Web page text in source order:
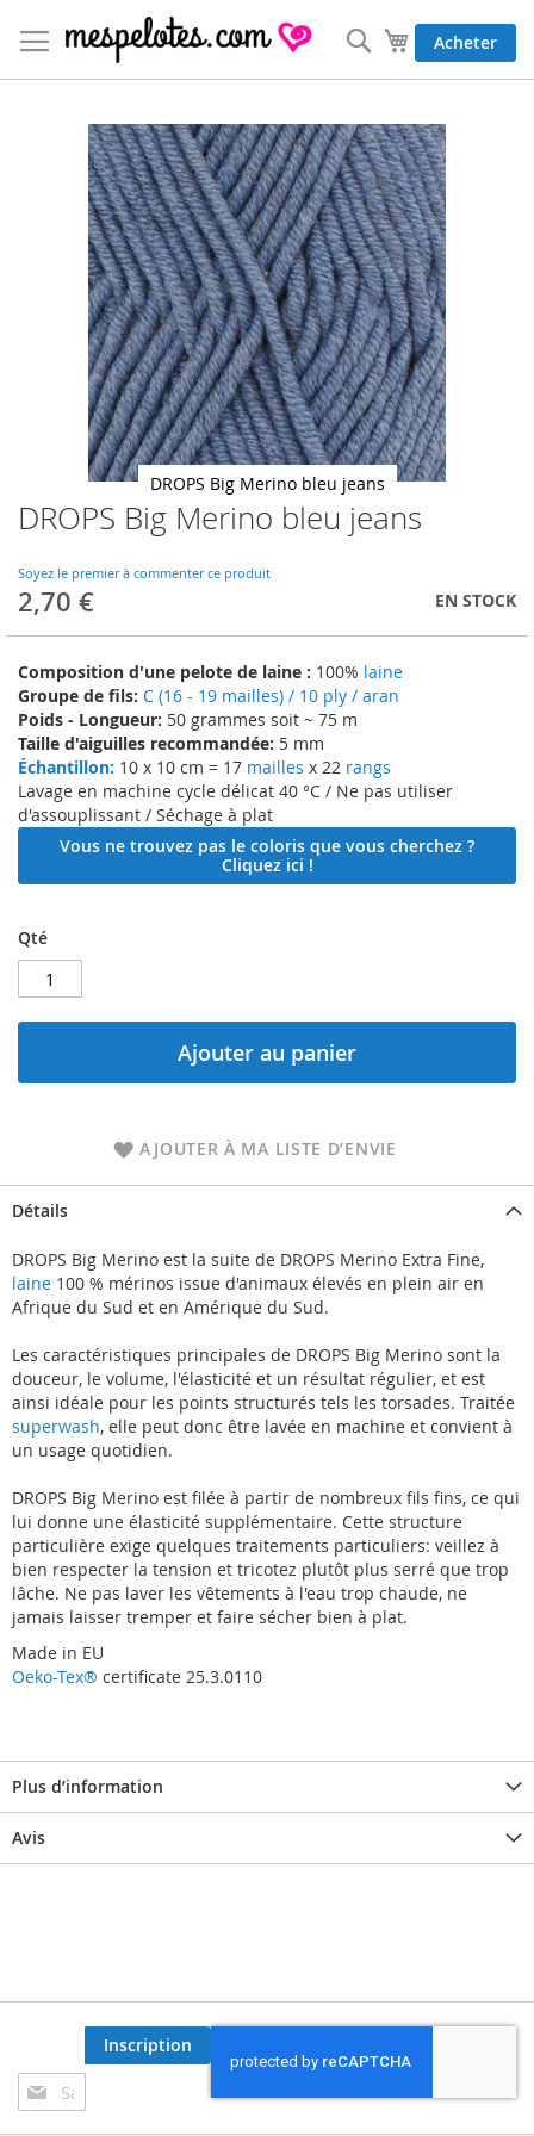
au
contenu
Mon panier
Acheter
Rechercher
DROPS Big Merino bleu jeans
Soyez le premier à commenter ce produit
2,70 € EN STOCK
Composition d'une pelote de laine : 100% laine
Groupe de fils: C (16 - 19 mailles) / 10 ply / aran
Poids - Longueur: 50 grammes soit ~ 75 m
Taille d'aiguilles recommandée: 5 mm
Échantillon: 10 x 10 cm = 17 mailles x 22 rangs
Lavage en machine cycle délicat 40 °C / Ne pas utiliser
d'assouplissant / Séchage à plat
Vous ne trouvez pas le coloris que vous cherchez ?
Cliquez ici !
Qté
Ajouter au panier
AJOUTER À MA LISTE D’ENVIE
DROPS Big Merino bleu jeans
Skip
to
beginning
of
the
gallery
Détails
DROPS Big Merino est la suite de DROPS Merino Extra Fine,
laine 100 % mérinos issue d'animaux élevés en plein air en
Afrique du Sud et en Amérique du Sud.
Les caractéristiques principales de DROPS Big Merino sont la
douceur, le volume, l'élasticité et un résultat régulier, et est
ainsi idéale pour les points structurés tels les torsades. Traitée
superwash, elle peut donc être lavée en machine et convient à
un usage quotidien.
DROPS Big Merino est filée à partir de nombreux fils fins, ce qui
lui donne une élasticité supplémentaire. Cette structure
particulière exige quelques traitements particuliers: veillez à
bien respecter la tension et tricotez plutôt plus serré que trop
lâche. Ne pas laver les vêtements à l'eau trop chaude, ne
jamais laisser tremper et faire sécher bien à plat.
Made in EU
Oeko-Tex® certificate 25.3.0110
Plus d’information
Avis
Inscription
à
notre
Inscription